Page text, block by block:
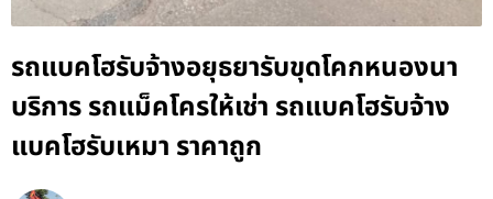
รถแบคโฮรับจ้างอยุธยารับขุดโคกหนองนา
บริการ รถแม็คโครให้เช่า รถแบคโฮรับจ้าง
แบคโฮรับเหมา ราคาถูก